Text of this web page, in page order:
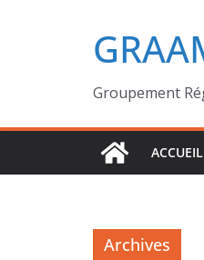
Groupement
ACCUEIL
Archives